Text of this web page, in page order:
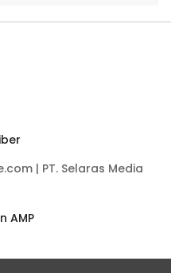
| PT. Selaras Media
AMP